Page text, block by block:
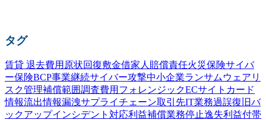
タグ
賃貸 退去費用 原状回復敷金借家人賠償責任火災保険サイバ
ー保険BCP事業継続サイバー攻撃中小企業ランサムウェア リ
スク管理補償範囲調査費用 フォレンジックECサイト カード
情報流出情報漏洩サプライチェーン取引先IT業務過誤復旧バ
ックアップインシデント対応利益補償業務停止逸失利益付帯